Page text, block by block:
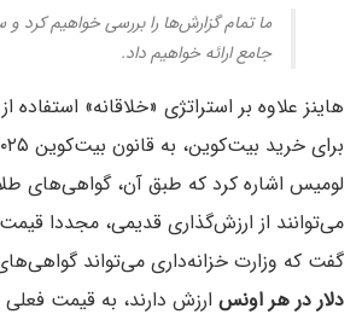
ما تمام گزارش‌ها را بررسی خواهیم کرد
جامع ارائه خواهیم داد.
هاینز علاوه بر استراتژی «خلاقانه» استفاده
لومیس اشاره کرد که طبق آن، گواهی‌های
می‌توانند از ارزش‌گذاری قدیمی، مجددا
گفت که وزارت خزانه‌داری می‌تواند
دلار در هر اونس ارزش دارند، به قیمت فعلی